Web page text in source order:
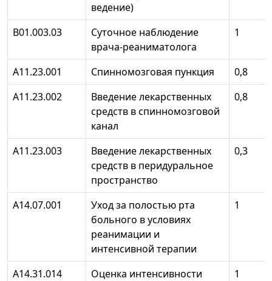
ведение)
В01.003.03
Суточное наблюдение
врача-реаниматолога
1
А11.23.001 Спинномозговая пункция
0,8
А11.23.002
Введение лекарственных
средств в спинномозговой
канал
0,8
А11.23.003
Введение лекарственных
средств в перидуральное
пространство
0,3
А14.07.001
Уход за полостью рта
больного в условиях
реанимации и
интенсивной терапии
1
А14.31.014
Оценка интенсивности
1